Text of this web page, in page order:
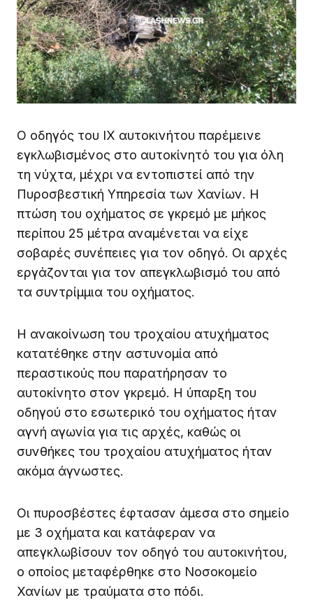
Ο οδηγός του ΙΧ αυτοκινήτου παρέμεινε
εγκλωβισμένος στο αυτοκίνητό του για όλη
τη νύχτα, μέχρι να εντοπιστεί από την
Πυροσβεστική Υπηρεσία των Χανίων. Η
πτώση του οχήματος σε γκρεμό με μήκος
περίπου 25 μέτρα αναμένεται να είχε
σοβαρές συνέπειες για τον οδηγό. Οι αρχές
εργάζονται για τον απεγκλωβισμό του από
τα συντρίμμια του οχήματος.
Η ανακοίνωση του τροχαίου ατυχήματος
κατατέθηκε στην αστυνομία από
περαστικούς που παρατήρησαν το
αυτοκίνητο στον γκρεμό. Η ύπαρξη του
οδηγού στο εσωτερικό του οχήματος ήταν
αγνή αγωνία για τις αρχές, καθώς οι
συνθήκες του τροχαίου ατυχήματος ήταν
ακόμα άγνωστες.
Οι πυροσβέστες έφτασαν άμεσα στο σημείο
με 3 οχήματα και κατάφεραν να
απεγκλωβίσουν τον οδηγό του αυτοκινήτου,
ο οποίος μεταφέρθηκε στο Νοσοκομείο
Χανίων με τραύματα στο πόδι.